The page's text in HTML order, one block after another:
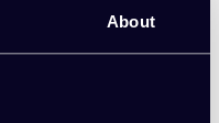
About